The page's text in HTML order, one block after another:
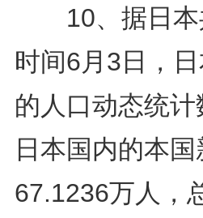
10、据日本
时间6月3日，
的人口动态统
日本国内的本
67.1236万人，